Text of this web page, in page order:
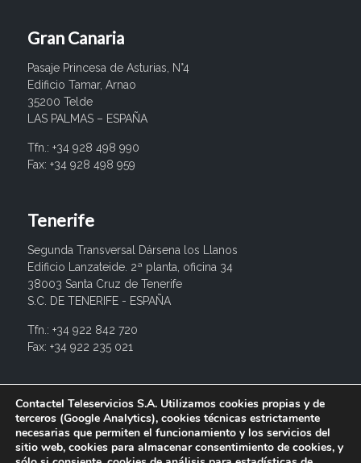
Gran Canaria
Pasaje Princesa de Asturias, N°4
Edificio Tamar, Arnao
35200 Telde
LAS PALMAS – ESPAÑA
Tfn.: +34 928 498 990
Fax: +34 928 498 959
Tenerife
Segunda Transversal Dársena los Llanos
Edificio Lanzateide. 2ª planta, oficina 34
38003 Santa Cruz de Tenerife
S.C. DE TENERIFE - ESPAÑA
Tfn.: +34 922 842 720
Fax: +34 922 235 021
info@contactel.es
Contactel Teleservicios S.A. Utilizamos cookies propias y de
terceros (Google Analytics), cookies técnicas estrictamente
necesarias que permiten el funcionamiento y los servicios del
sitio web, cookies para almacenar consentimiento de cookies, y